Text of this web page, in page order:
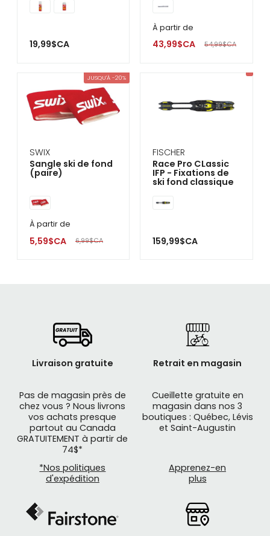
19,99$CA
À partir de
43,99$CA 54,99$CA
JUSQU'À -20%
SWIX
Sangle ski de fond
(paire)
À partir de
5,59$CA 6,99$CA
FISCHER
Race Pro CLassic
IFP - Fixations de
ski fond classique
159,99$CA
Livraison gratuite
Pas de magasin près de
chez vous ? Nous livrons
vos achats presque
partout au Canada
GRATUITEMENT à partir de
74$*
*Nos politiques
d'expédition
Retrait en magasin
Cueillette gratuite en
magasin dans nos 3
boutiques : Québec, Lévis
et Saint-Augustin
Apprenez-en
plus